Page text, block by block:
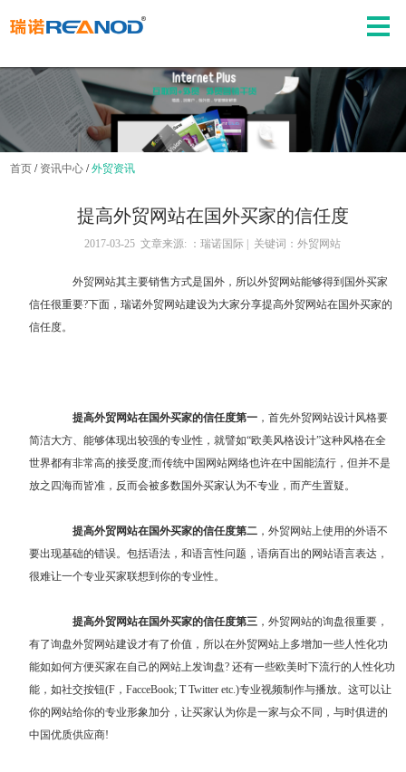
首页 / 资讯中心 /外贸资讯
提高外贸网站在国外买家的信任度
2017-03-25 文章来源: ：瑞诺国际 | 关键词：外贸网站
外贸网站其主要销售方式是国外，所以外贸网站能够得到国外买家
信任很重要?下面，瑞诺外贸网站建设为大家分享提高外贸网站在国外买家的
信任度。
提高外贸网站在国外买家的信任度第一 ，首先外贸网站设计风格要
简洁大方、能够体现出较强的专业性，就譬如“欧美风格设计”这种风格在全
世界都有非常高的接受度;而传统中国网站网络也许在中国能流行，但并不是
放之四海而皆准，反而会被多数国外买家认为不专业，而产生置疑。
提高外贸网站在国外买家的信任度第二 ，外贸网站上使用的外语不
要出现基础的错误。包括语法，和语言性问题，语病百出的网站语言表达，
很难让一个专业买家联想到你的专业性。
提高外贸网站在国外买家的信任度第三 ，外贸网站的询盘很重要，
有了询盘外贸网站建设才有了价值，所以在外贸网站上多增加一些人性化功
能如如何方便买家在自己的网站上发询盘? 还有一些欧美时下流行的人性化功
能，如社交按钮(F，FacceBook; T Twitter etc.)专业视频制作与播放。这可以让
你的网站给你的专业形象加分，让买家认为你是一家与众不同，与时俱进的
中国优质供应商!